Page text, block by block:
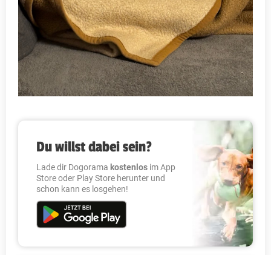
Du willst dabei sein?
Lade dir Dogorama kostenlos im App
Store oder Play Store herunter und
schon kann es losgehen!